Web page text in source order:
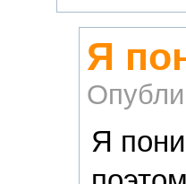
Я
Я